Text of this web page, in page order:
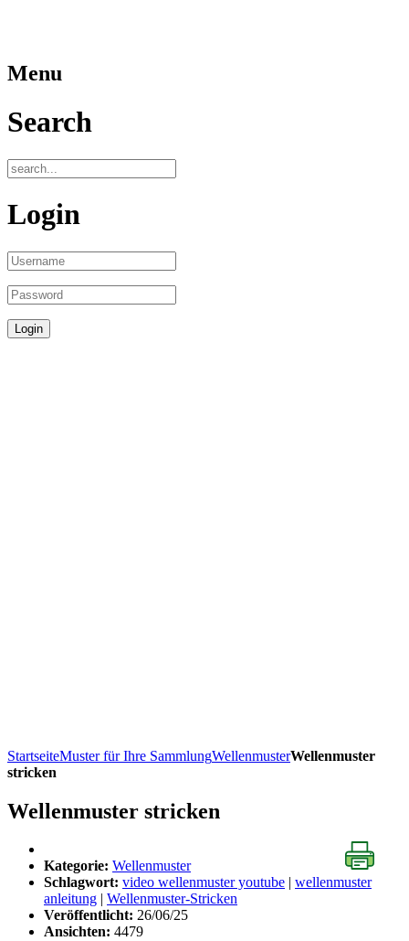
Menu
Search
Login
StartseiteMuster für Ihre SammlungWellenmusterWellenmuster
stricken
Wellenmuster stricken
Kategorie: Wellenmuster
Schlagwort: video wellenmuster youtube
wellenmuster
anleitung
Wellenmuster-Stricken
Veröffentlicht: 26/06/25
Ansichten: 4479